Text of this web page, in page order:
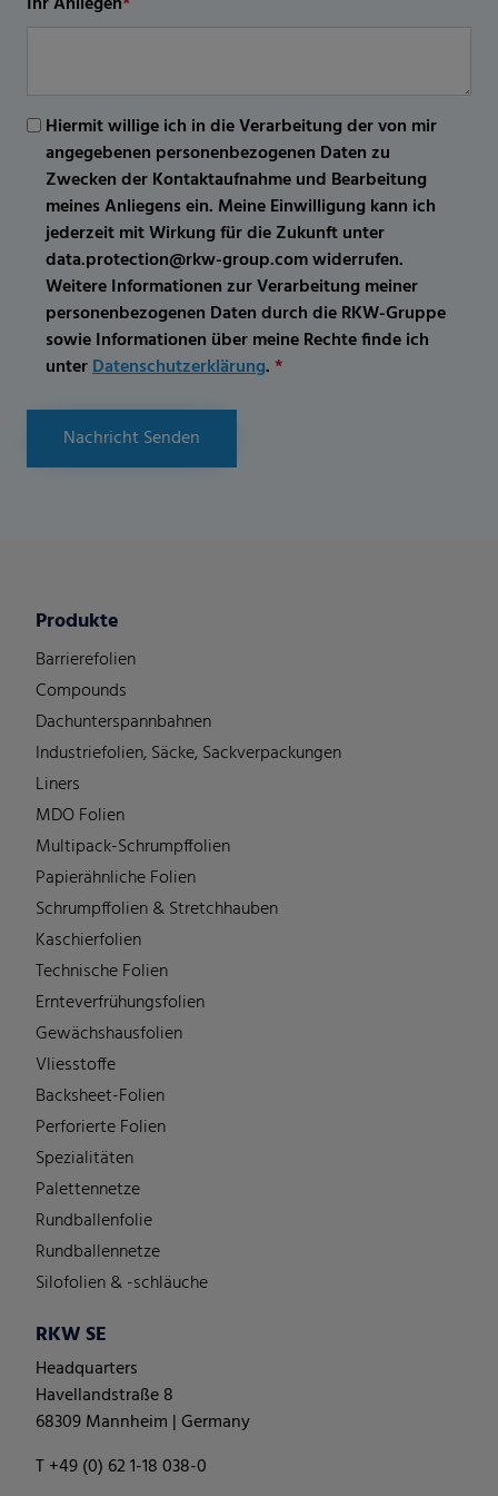
Hiermit willige ich in die Verarbeitung der von mir
angegebenen personenbezogenen Daten zu
Zwecken der Kontaktaufnahme und Bearbeitung
meines Anliegens ein. Meine Einwilligung kann ich
jederzeit mit Wirkung für die Zukunft unter
data.protection@rkw-group.com widerrufen.
Weitere Informationen zur Verarbeitung meiner
personenbezogenen Daten durch die RKW-Gruppe
sowie Informationen über meine Rechte finde ich
unterDatenschutzerklärung.*
Nachricht Senden
Produkte
Barrierefolien
Compounds
Dachunterspannbahnen
Industriefolien, Säcke, Sackverpackungen
Liners
MDO Folien
Multipack-Schrumpffolien
Papierähnliche Folien
Schrumpffolien & Stretchhauben
Kaschierfolien
Technische Folien
Ernteverfrühungsfolien
Gewächshausfolien
Vliesstoffe
Backsheet-Folien
Perforierte Folien
Spezialitäten
Palettennetze
Rundballenfolie
Rundballennetze
Silofolien & -schläuche
RKW SE
Headquarters
Havellandstraße 8
68309 Mannheim | Germany
T +49 (0) 62 1-18 038-0